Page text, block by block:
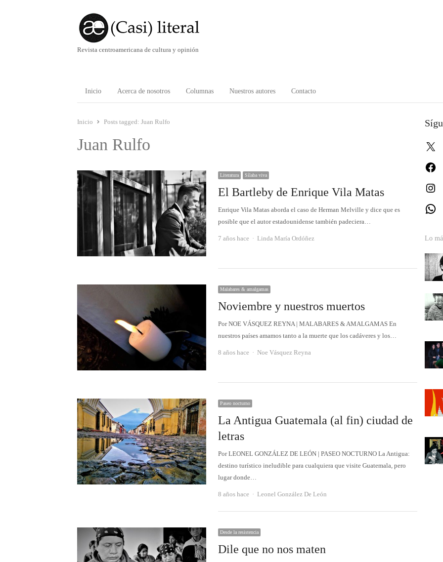
Revista centroamericana de cultura y opinión
Inicio Acerca de nosotros Columnas Nuestros autores Contacto
Inicio Posts tagged: Juan Rulfo
Juan Rulfo
Literatura Sílaba viva
El Bartleby de Enrique Vila Matas
Enrique Vila Matas aborda el caso de Herman Melville y dice que es
posible que el autor estadounidense también padeciera…
7 años hace Autor
Linda María Ordóñez
Malabares & amalgamas
Noviembre y nuestros muertos
Por NOE VÁSQUEZ REYNA | MALABARES & AMALGAMAS En
nuestros países amamos tanto a la muerte que los cadáveres y los…
8 años hace Autor
Noe Vásquez Reyna
Paseo nocturno
La Antigua Guatemala (al fin) ciudad de
letras
Por LEONEL GONZÁLEZ DE LEÓN | PASEO NOCTURNO La Antigua:
destino turístico ineludible para cualquiera que visite Guatemala, pero
lugar donde…
8 años hace Autor
Leonel González De León
Desde la resistencia
Dile que no nos maten
Lo